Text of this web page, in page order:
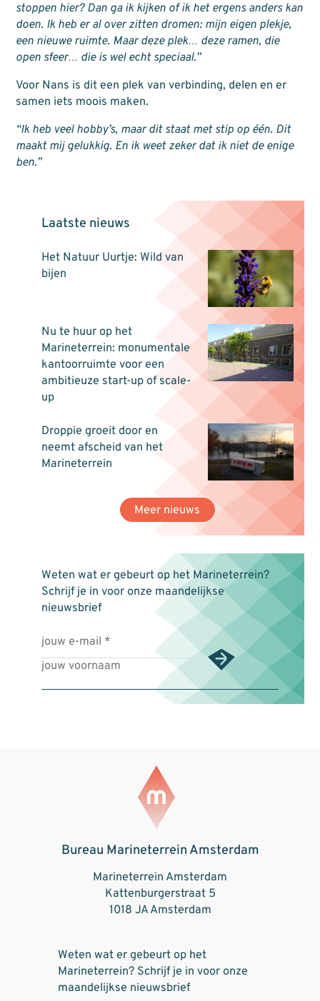
stoppen hier? Dan ga ik kijken of ik het ergens anders kan
doen. Ik heb er al over zitten dromen: mijn eigen plekje,
een nieuwe ruimte. Maar deze plek… deze ramen, die
open sfeer… die is wel echt speciaal.”
Voor Nans is dit een plek van verbinding, delen en er
samen iets moois maken.
“Ik heb veel hobby’s, maar dit staat met stip op één. Dit
maakt mij gelukkig. En ik weet zeker dat ik niet de enige
ben.”
Laatste nieuws
Het Natuur Uurtje: Wild van
bijen
Nu te huur op het
Marineterrein: monumentale
kantoorruimte voor een
ambitieuze start-up of scale-
up
Droppie groeit door en
neemt afscheid van het
Marineterrein
Meer nieuws
Weten wat er gebeurt op het Marineterrein?
Schrijf je in voor onze maandelijkse
nieuwsbrief
Bureau Marineterrein Amsterdam
Marineterrein Amsterdam
Kattenburgerstraat 5
1018 JA Amsterdam
Weten wat er gebeurt op het
Marineterrein? Schrijf je in voor onze
maandelijkse nieuwsbrief